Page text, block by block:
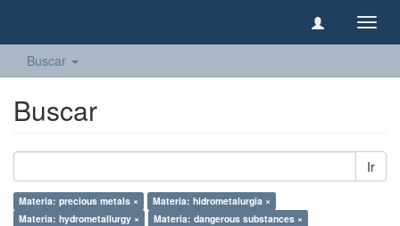
Buscar
Buscar
Ir
Materia: precious metals ×
Materia: hidrometalurgia ×
Materia: hydrometallurgy ×
Materia: dangerous substances ×